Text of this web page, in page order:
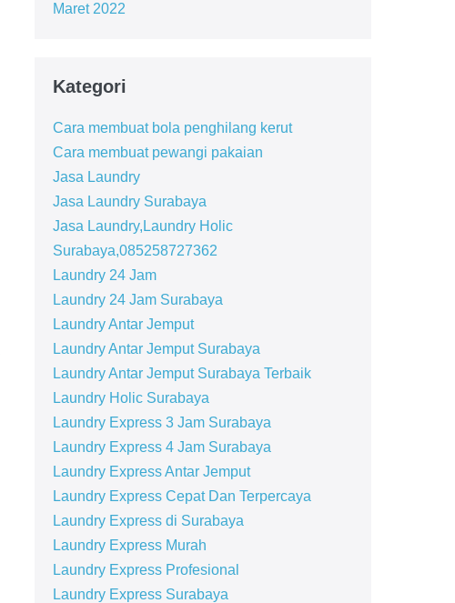
Maret 2022
Kategori
Cara membuat bola penghilang kerut
Cara membuat pewangi pakaian
Jasa Laundry
Jasa Laundry Surabaya
Jasa Laundry,Laundry Holic
Surabaya,085258727362
Laundry 24 Jam
Laundry 24 Jam Surabaya
Laundry Antar Jemput
Laundry Antar Jemput Surabaya
Laundry Antar Jemput Surabaya Terbaik
Laundry Holic Surabaya
Laundry Express 3 Jam Surabaya
Laundry Express 4 Jam Surabaya
Laundry Express Antar Jemput
Laundry Express Cepat Dan Terpercaya
Laundry Express di Surabaya
Laundry Express Murah
Laundry Express Profesional
Laundry Express Surabaya